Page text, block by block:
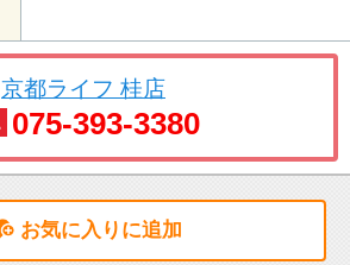
京都ライフ 桂店
075-393-3380
お気に入りに追加